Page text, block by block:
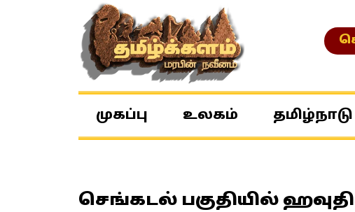
முகப்பு உலகம் தமிழ்நாடு
செங்கடல் பகுதியில்